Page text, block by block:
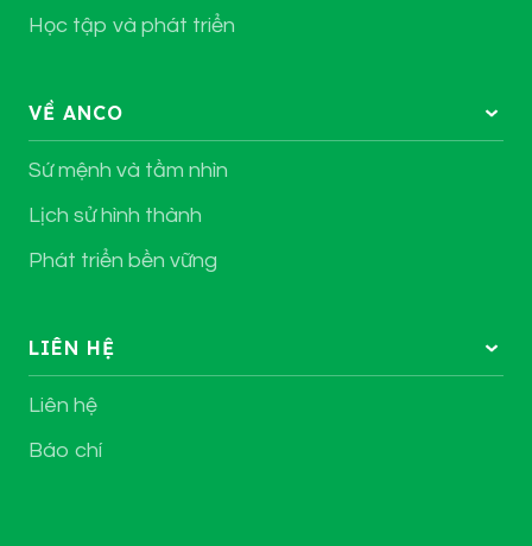
Học tập và phát triển
VỀ ANCO
Sứ mệnh và tầm nhìn
Lịch sử hình thành
Phát triển bền vững
LIÊN HỆ
Liên hệ
Báo chí